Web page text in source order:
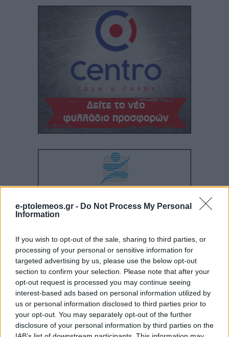
e-ptolemeos.gr - Do Not Process My Personal
Information
If you wish to opt-out of the sale, sharing to third parties, or
processing of your personal or sensitive information for
targeted advertising by us, please use the below opt-out
section to confirm your selection. Please note that after your
opt-out request is processed you may continue seeing
interest-based ads based on personal information utilized by
us or personal information disclosed to third parties prior to
your opt-out. You may separately opt-out of the further
disclosure of your personal information by third parties on the